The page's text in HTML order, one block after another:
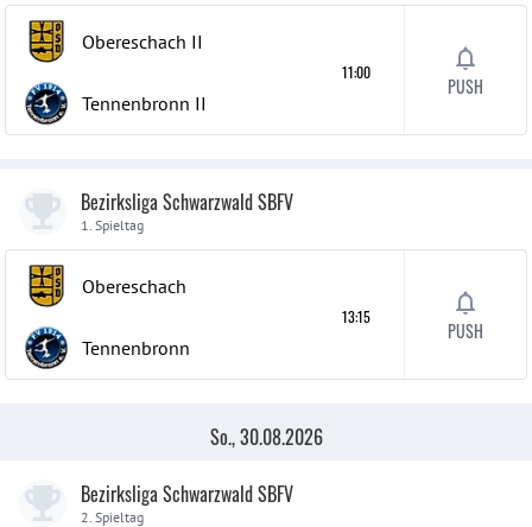
Obereschach II
Tennenbronn II
11:00
PUSH
Bezirksliga Schwarzwald SBFV
1. Spieltag
Obereschach
Tennenbronn
13:15
PUSH
So., 30.08.2026
Bezirksliga Schwarzwald SBFV
2. Spieltag